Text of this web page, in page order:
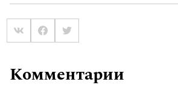
Комментарии